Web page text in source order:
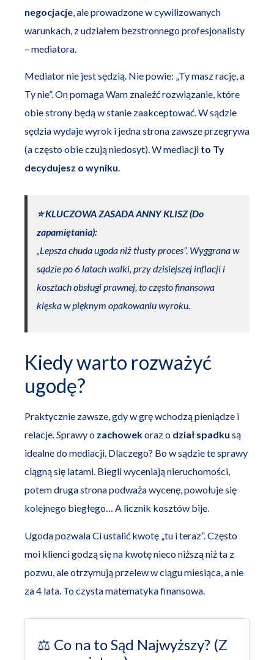
negocjacje , ale prowadzone w cywilizowanych
warunkach, z udziałem bezstronnego profesjonalisty
– mediatora.
Mediator nie jest sędzią. Nie powie: „Ty masz rację, a
Ty nie”. On pomaga Wam znaleźć rozwiązanie, które
obie strony będą w stanie zaakceptować. W sądzie
sędzia wydaje wyrok i jedna strona zawsze przegrywa
(a często obie czują niedosyt). W mediacji to Ty
decydujesz o wyniku.
⭐️ KLUCZOWA ZASADA ANNY KLISZ (Do
zapamiętania):
„Lepsza chuda ugoda niż tłusty proces”. Wyggrana w
sądzie po 6 latach walki, przy dzisiejszej inflacji i
kosztach obsługi prawnej, to często finansowa
klęska w pięknym opakowaniu wyroku.
Kiedy warto rozważyć
ugodę?
Praktycznie zawsze, gdy w grę wchodzą pieniądze i
relacje. Sprawy o zachowekoraz o dział spadku są
idealne do mediacji. Dlaczego? Bo w sądzie te sprawy
ciągną się latami. Biegli wyceniają nieruchomości,
potem druga strona podważa wycenę, powołuje się
kolejnego biegłego… A licznik kosztów bije.
Ugoda pozwala Ci ustalić kwotę „tu i teraz”. Często
moi klienci godzą się na kwotę nieco niższą niż ta z
pozwu, ale otrzymują przelew w ciągu miesiąca, a nie
za 4 lata. To czysta matematyka finansowa.
⚖️ Co na to Sąd Najwyższy? (Z